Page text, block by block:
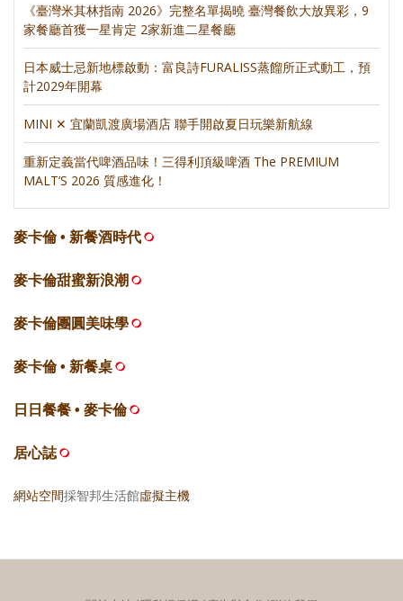
《臺灣米其林指南 2026》完整名單揭曉 臺灣餐飲大放異彩，9
家餐廳首獲一星肯定 2家新進二星餐廳
日本威士忌新地標啟動：富良詩FURALISS蒸餾所正式動工，預
計2029年開幕
MINI ✕ 宜蘭凱渡廣場酒店 聯手開啟夏日玩樂新航線
重新定義當代啤酒品味！三得利頂級啤酒 The PREMIUM
MALT’S 2026 質感進化！
麥卡倫 • 新餐酒時代
麥卡倫甜蜜新浪潮
麥卡倫團圓美味學
麥卡倫 • 新餐桌
日日餐餐 • 麥卡倫
居心誌
網站空間採智邦生活館虛擬主機